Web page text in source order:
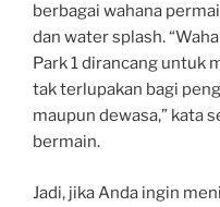
berbagai wahana
dan water splash.
Park 1 dirancang untuk
tak terlupakan bagi
maupun dewasa,” kata
bermain.
Jadi, jika Anda ingin